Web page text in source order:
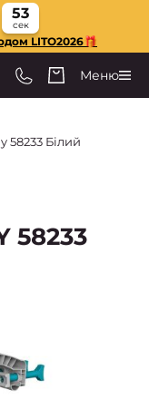
52
сек
LITO2026🎁
Меню
58233 Білий
58233